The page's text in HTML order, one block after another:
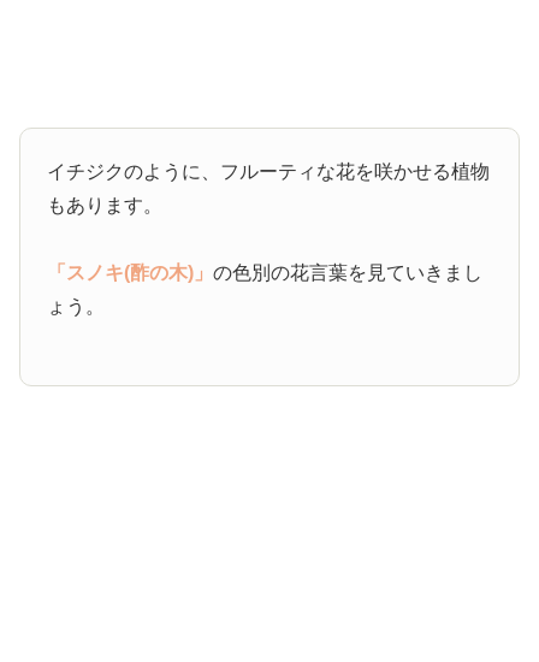
イチジクのように、フルーティな花を咲かせる植物
もあります。
「スノキ(酢の木)」の色別の花言葉を見ていきまし
ょう。